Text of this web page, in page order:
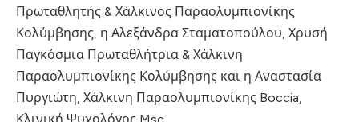
Πρωταθλητής & Χάλκινος Παραολυμπιονίκης
Κολύμβησης, η Αλεξάνδρα Σταματοπούλου, Χρυσή
Παγκόσμια Πρωταθλήτρια & Χάλκινη
Παραολυμπιονίκης Κολύμβησης και η Αναστασία
Πυργιώτη, Χάλκινη Παραολυμπιονίκης Boccia,